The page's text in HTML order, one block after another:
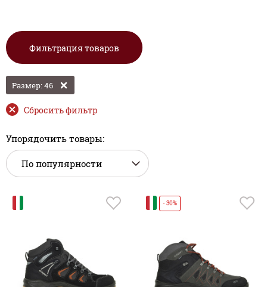
Фильтрация товаров
Размер: 46
Сбросить фильтр
Упорядочить товары:
- 30%